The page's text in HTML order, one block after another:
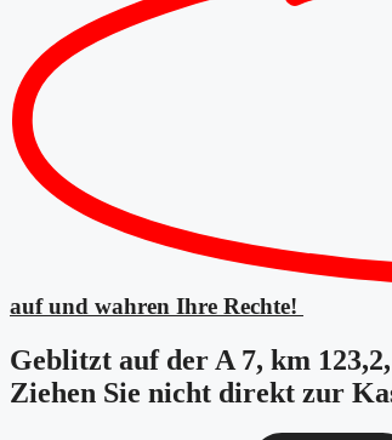
auf und wahren Ihre Rechte!
Geblitzt auf der A 7, km
Ziehen Sie nicht direkt zur